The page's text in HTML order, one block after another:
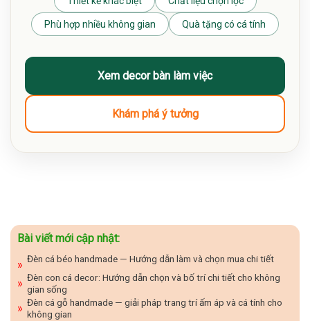
Phù hợp nhiều không gian Quà tặng có cá tính
Xem decor bàn làm việc
Khám phá ý tưởng
Bài viết mới cập nhật:
Đèn cá béo handmade — Hướng dẫn làm và chọn mua chi tiết
Đèn con cá decor: Hướng dẫn chọn và bố trí chi tiết cho không
gian sống
Đèn cá gỗ handmade — giải pháp trang trí ấm áp và cá tính cho
không gian